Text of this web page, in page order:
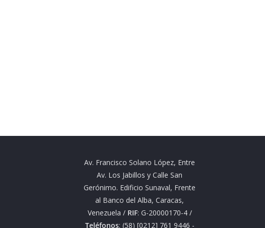
Av. Francisco Solano López, Entre
Av. Los Jabillos y Calle San
Gerónimo. Edificio Sunaval, Frente
al Banco del Alba, Caracas,
Venezuela / RIF: G-20000170-4 /
Teléfonos: (58) [0212] 761 9446 -